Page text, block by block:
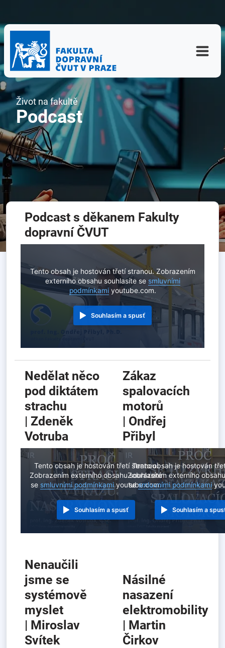
Život na fakultě
Podcast
Tento obsah je hostován třetí stranou. Zobrazením
externího obsahu souhlasíte se smluvními
podmínkamiyoutube.com.
Souhlasím a spusť
Podcast s děkanem Fakulty
dopravní ČVUT
Tento obsah je hostován třetí stranou.
Zobrazením externího obsahu souhlasíte
se smluvními podmínkamiyoutube.com.
Souhlasím a spusť
Nedělat něco
pod diktátem
strachu
| Zdeněk
Votruba
Tento obsah je hostován
Zobrazením externího
sesmluvními podmínkami
Souhlasím a
Zákaz
spalovacích
motorů
| Ondřej
Přibyl
Nenaučili
jsme se
systémově
myslet
| Miroslav
Svítek
Násilné
nasazení
elektromobility
| Martin
Čirkov